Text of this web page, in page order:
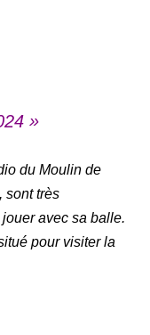
»
du Moulin de
sont très
avec sa balle.
pour visiter la